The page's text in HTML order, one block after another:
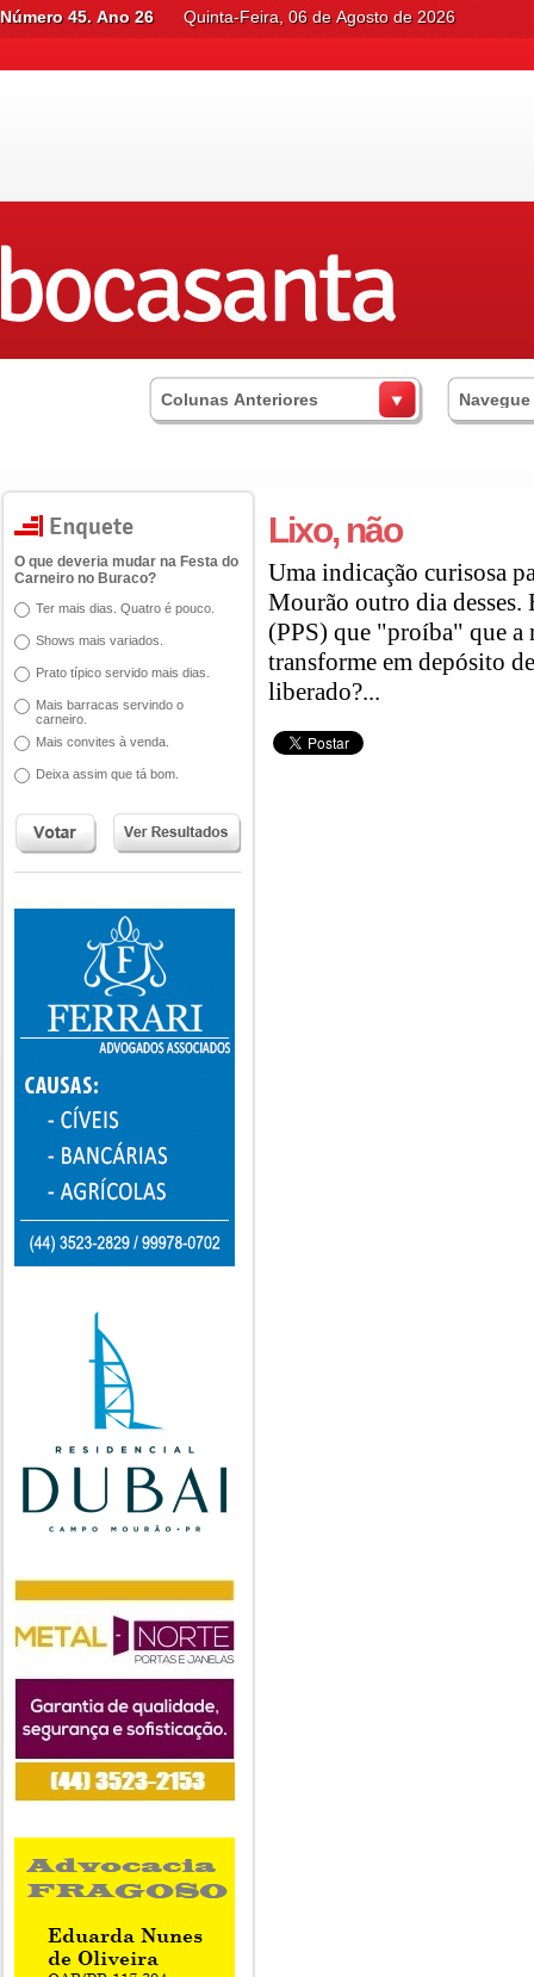
Número 45. Ano 26 Quinta-Feira, 06 de Agosto de 2026
Colunas Anteriores
O que deveria mudar na Festa do
Carneiro no Buraco?
Ter mais dias. Quatro é pouco.
Shows mais variados.
Prato típico servido mais dias.
Mais barracas servindo o
carneiro.
Mais convites à venda.
Deixa assim que tá bom.
Lixo, não
Uma indicação curisosa
Mourão outro dia
(PPS) que "proíba" que a
transforme em depósito
liberado?...